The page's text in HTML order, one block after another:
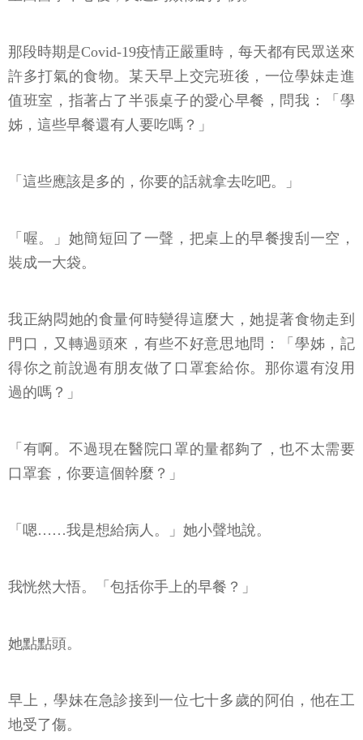
那段時期是Covid-19疫情正嚴重時，每天都有民眾送來
許多打氣的食物。某天早上交完班後，一位學妹走進
值班室，指著占了半張桌子的愛心早餐，問我：「學
姊，這些早餐還有人要吃嗎？」
「這些應該是多的，你要的話就拿去吃吧。」
「喔。」她簡短回了一聲，把桌上的早餐搜刮一空，
裝成一大袋。
我正納悶她的食量何時變得這麼大，她提著食物走到
門口，又轉過頭來，有些不好意思地問：「學姊，記
得你之前說過有朋友做了口罩套給你。那你還有沒用
過的嗎？」
「有啊。不過現在醫院口罩的量都夠了，也不太需要
口罩套，你要這個幹麼？」
「嗯……我是想給病人。」她小聲地說。
我恍然大悟。「包括你手上的早餐？」
她點點頭。
早上，學妹在急診接到一位七十多歲的阿伯，他在工
地受了傷。